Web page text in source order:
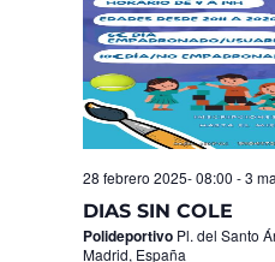
DIAS SIN COLE
28 febrero 2025- 08:00 -3
Polideportivo Pl. del Santo
Madrid, España